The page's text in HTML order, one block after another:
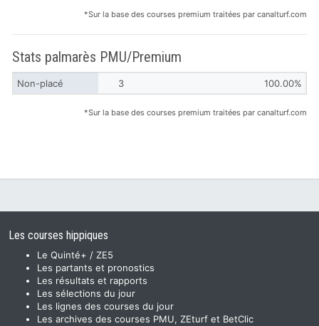
*Sur la base des courses premium traitées par canalturf.com
Stats palmarès PMU/Premium
Non-placé 3 100.00%
*Sur la base des courses premium traitées par canalturf.com
Les courses hippiques
Le Quinté+ / ZE5
Les partants et pronostics
Les résultats et rapports
Les sélections du jour
Les lignes des courses du jour
Les archives des courses PMU, ZEturf et BetClic